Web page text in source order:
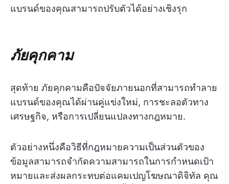
แบรนด์ของคุณสามารถปรับตัวได้อย่างเชิงรุก
ภัยคุกคาม
สุดท้าย ภัยคุกคามคือปัจจัยภายนอกที่สามารถทำลาย
แบรนด์ของคุณได้ผ่านคู่แข่งใหม่, การชะลอตัวทาง
เศรษฐกิจ, หรือการเปลี่ยนแปลงทางกฎหมาย.
ตัวอย่างหนึ่งคือวิธีที่กฎหมายความเป็นส่วนตัวของ
ข้อมูลสามารถจำกัดความสามารถในการกำหนดเป้า
หมายและส่งผลกระทบต่อแคมเปญโฆษณาดิจิทัล คุณ